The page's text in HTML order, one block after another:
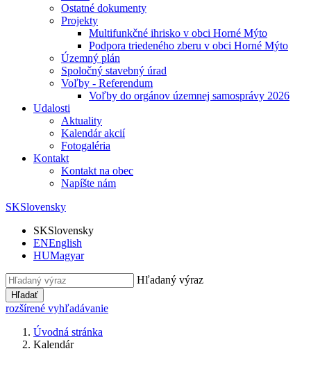
Ostatné dokumenty
Projekty
Multifunkčné ihrisko v obci Horné Mýto
Podpora triedeného zberu v obci Horné Mýto
Územný plán
Spoločný stavebný úrad
Voľby - Referendum
Voľby do orgánov územnej samosprávy 2026
Udalosti
Aktuality
Kalendár akcií
Fotogaléria
Kontakt
Kontakt na obec
Napíšte nám
SKSlovensky
SKSlovensky
ENEnglish
HUMagyar
Hľadaný výraz
Hľadať
rozšírené vyhľadávanie
Úvodná stránka
Kalendár